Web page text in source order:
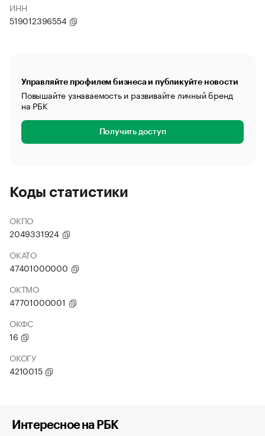
ИНН
519012396554
Управляйте профилем бизнеса и публикуйте новости
Повышайте узнаваемость и развивайте личный бренд
на РБК
Получить доступ
Коды статистики
ОКПО
2049331924
ОКАТО
47401000000
ОКТМО
47701000001
ОКФС
16
ОКОГУ
4210015
Интересное на РБК